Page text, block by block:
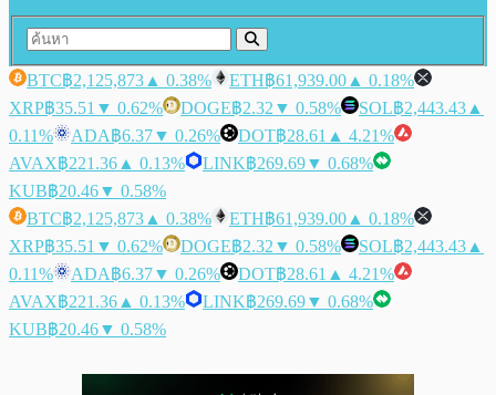
BTC฿2,125,873 ▲ 0.38% ETH฿61,939.00 ▲ 0.18%
XRP฿35.51 ▼ 0.62% DOGE฿2.32 ▼ 0.58% SOL฿2,443.43 ▲
0.11%
ADA฿6.37▼ 0.26% DOT฿28.61 ▲ 4.21%
AVAX฿221.36 ▲ 0.13% LINK฿269.69▼ 0.68%
KUB฿20.46▼ 0.58%
BTC฿2,125,873 ▲ 0.38% ETH฿61,939.00 ▲ 0.18%
XRP฿35.51 ▼ 0.62% DOGE฿2.32 ▼ 0.58% SOL฿2,443.43 ▲
0.11%
ADA฿6.37▼ 0.26% DOT฿28.61 ▲ 4.21%
AVAX฿221.36 ▲ 0.13% LINK฿269.69▼ 0.68%
KUB฿20.46▼ 0.58%